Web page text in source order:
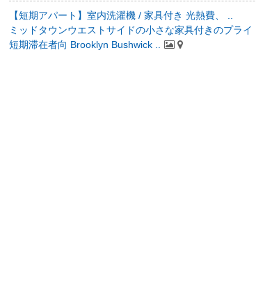
【短期アパート】室内洗濯機 / 家具付き 光熱費、 ..
ミッドタウンウエストサイドの小さな家具付きのプライ ..
短期滞在者向 Brooklyn Bushwick ..